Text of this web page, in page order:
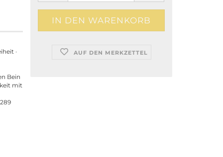
AUF DEN MERKZETTEL
·
Bein
mit